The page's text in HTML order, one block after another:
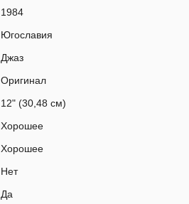
1984
Югославия
Джаз
Оригинал
12" (30,48 см)
Хорошее
Хорошее
Нет
Да